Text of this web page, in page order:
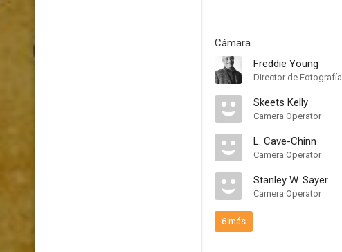
Cámara
Freddie Young
Director de Fotografía
Skeets Kelly
Camera Operator
L. Cave-Chinn
Camera Operator
Stanley W. Sayer
Camera Operator
6 más